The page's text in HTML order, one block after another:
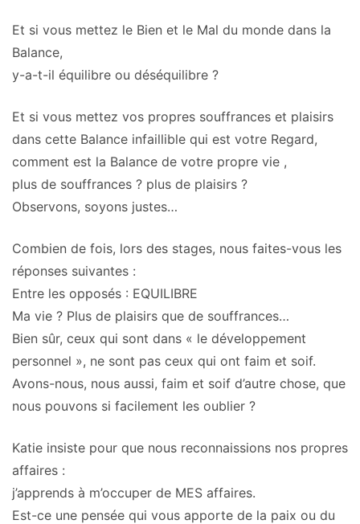
Et si vous mettez le Bien et le Mal du monde dans la
Balance,
y-a-t-il équilibre ou déséquilibre ?
Et si vous mettez vos propres souffrances et plaisirs
dans cette Balance infaillible qui est votre Regard,
comment est la Balance de votre propre vie ,
plus de souffrances ? plus de plaisirs ?
Observons, soyons justes…
Combien de fois, lors des stages, nous faites-vous les
réponses suivantes :
Entre les opposés : EQUILIBRE
Ma vie ? Plus de plaisirs que de souffrances…
Bien sûr, ceux qui sont dans « le développement
personnel », ne sont pas ceux qui ont faim et soif.
Avons-nous, nous aussi, faim et soif d’autre chose, que
nous pouvons si facilement les oublier ?
Katie insiste pour que nous reconnaissions nos propres
affaires :
j’apprends à m’occuper de MES affaires.
Est-ce une pensée qui vous apporte de la paix ou du